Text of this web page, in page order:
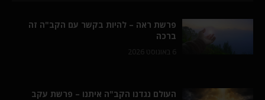
פרשת ראה – להיות בקשר עם הקב"ה זה
ברכה
6 באוגוסט 2026
העולם נגדנו הקב"ה איתנו – פרשת עקב